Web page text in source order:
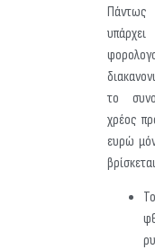
Πάντως
το
χρέος
ευρώ